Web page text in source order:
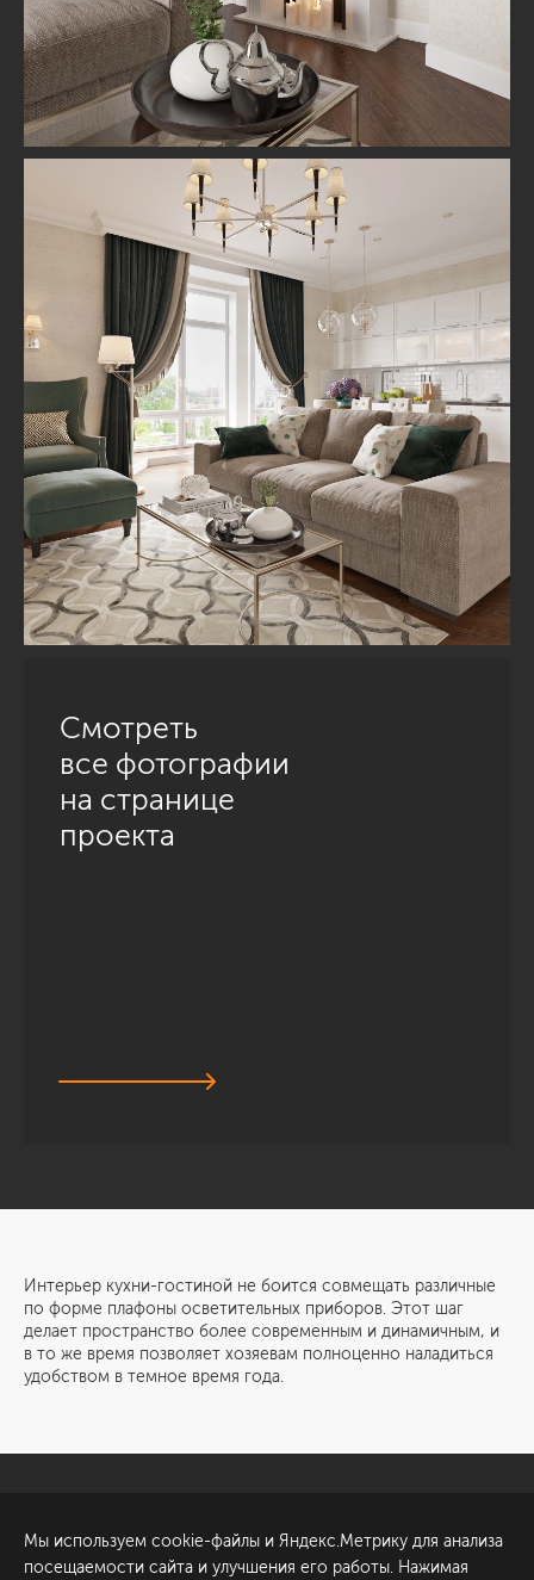
Смотреть
все фотографии
на странице
проекта
Интерьер кухни-гостиной не боится совмещать различные
по форме плафоны осветительных приборов. Этот шаг
делает пространство более современным и динамичным, и
в то же время позволяет хозяевам полноценно наладиться
удобством в темное время года.
Обсудить проект
ул. Академика Павлова, 6
Мы используем cookie-файлы и Яндекс.Метрику для анализа
посещаемости сайта и улучшения его работы. Нажимая